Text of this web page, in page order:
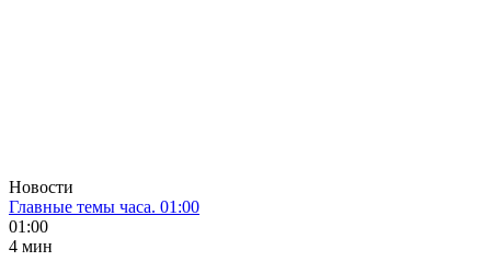
Новости
Главные темы часа. 01:00
01:00
4 мин